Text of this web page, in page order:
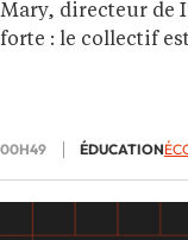
Mary, directeur de
forte : le collectif
00H49 ÉDUCATION